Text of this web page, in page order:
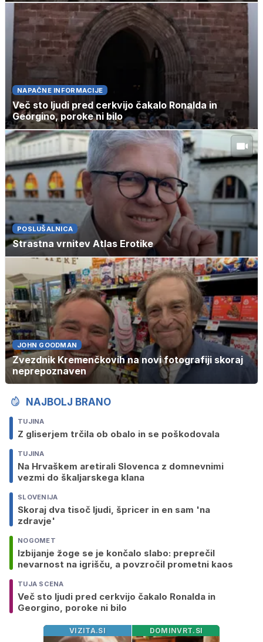
NAPAČNE INFORMACIJE
Več sto ljudi pred cerkvijo čakalo Ronalda in
Georgino, poroke ni bilo
POSLUŠALNICA
Strastna vrnitev Atlas Erotike
JOHN GOODMAN
Zvezdnik Kremenčkovih na novi fotografiji skoraj
neprepoznaven
NAJBOLJ BRANO
TUJINA
Z gliserjem trčila ob obalo in se poškodovala
TUJINA
Na Hrvaškem aretirali Slovenca z domnevnimi
vezmi do škaljarskega klana
SLOVENIJA
Skoraj dva tisoč ljudi, špricer in en sam 'na
zdravje'
NOGOMET
Izbijanje žoge se je končalo slabo: preprečil
nevarnost na igrišču, a povzročil prometni kaos
TUJA SCENA
Več sto ljudi pred cerkvijo čakalo Ronalda in
Georgino, poroke ni bilo
VIZITA.SI DOMINVRT.SI